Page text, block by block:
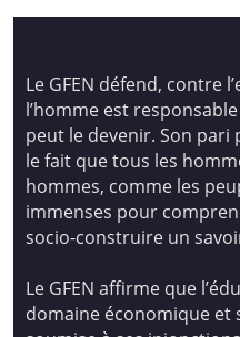
Le GFEN défend, contre
l’homme est
peut le devenir. Son
le fait que tous les
hommes, comme les
immenses pour
socio-construire un
Le GFEN affirme que
domaine économique et